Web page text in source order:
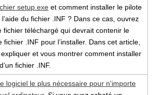
setup.exe et comment installer le pilote
l’aide du fichier .INF ? Dans ce cas, ouvrez
fichier téléchargé qui devrait contenir le
fichier .INF pour l’installer. Dans cet article,
et vous montrer comment installer
fichier .INF.
logiciel le plus nécessaire pour n'importe